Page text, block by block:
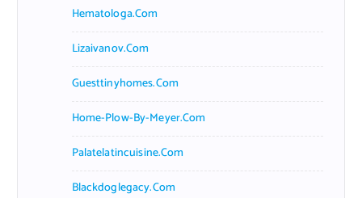
Hematologa.com
Lizaivanov.com
Guesttinyhomes.com
Home-Plow-By-Meyer.com
Palatelatincuisine.com
Blackdoglegacy.com